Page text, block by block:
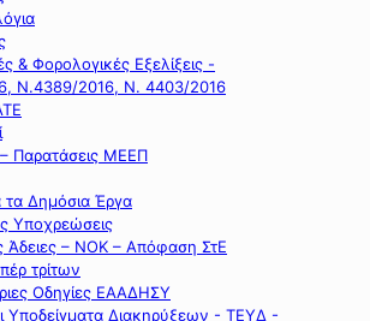
& Φορολογικές Εξελίξεις -
Ν.4389/2016, Ν. 4403/2016
Παρατάσεις ΜΕΕΠ
Δημόσια Έργα
Υποχρεώσεις
Άδειες – ΝΟΚ – Απόφαση ΣτΕ
τρίτων
Οδηγίες ΕΑΑΔΗΣΥ
Υποδείγματα Διακηρύξεων - ΤΕΥΔ -